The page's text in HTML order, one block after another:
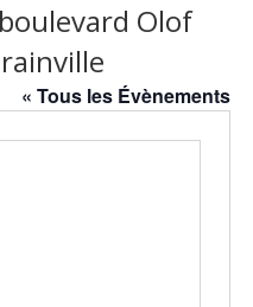
Olof
« Tous les Évènements